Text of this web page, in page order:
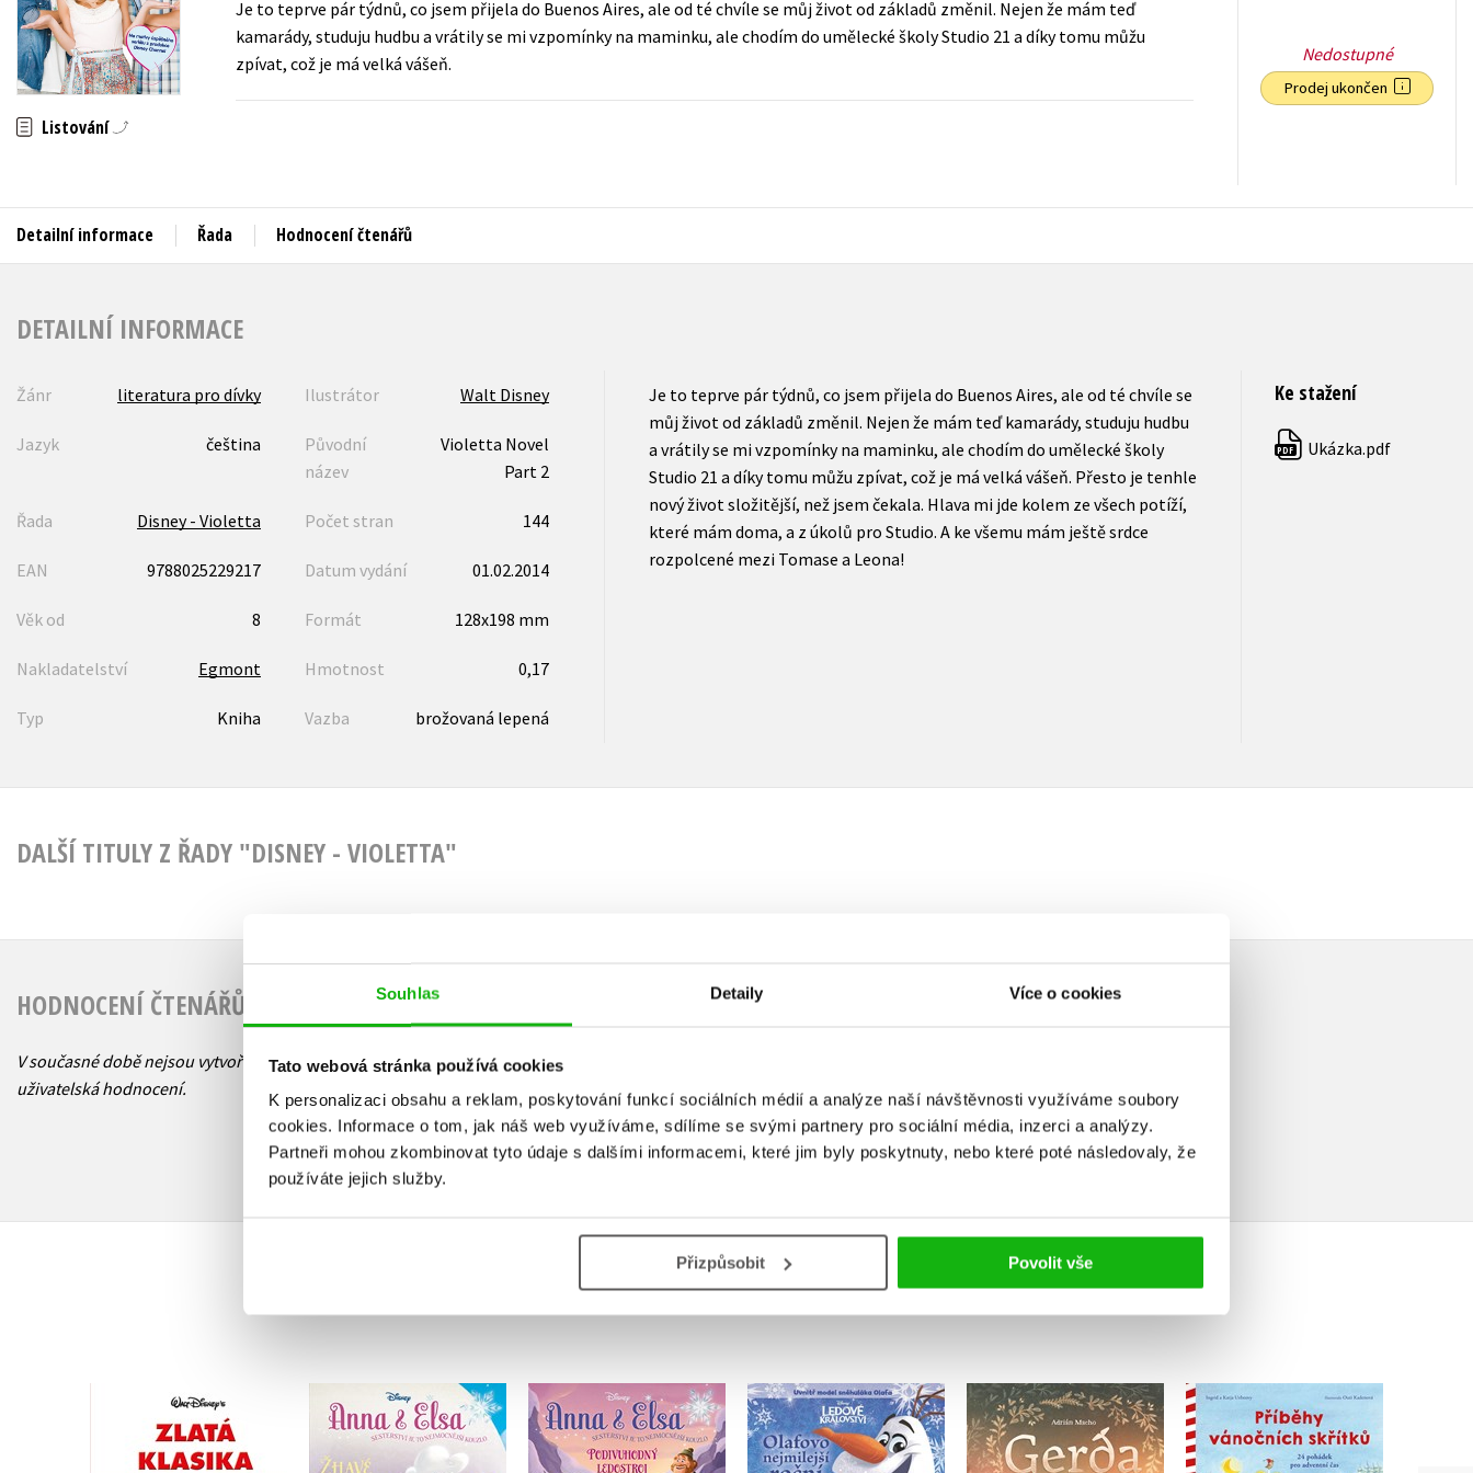
Souhlas Detaily Více o cookies
Tato webová stránka používá cookies
K personalizaci obsahu a reklam, poskytování funkcí sociálních médií a analýze naší návštěvnosti využíváme soubory
cookies. Informace o tom, jak náš web využíváme, sdílíme se svými partnery pro sociální média, inzerci a analýzy.
Partneři mohou zkombinovat tyto údaje s dalšími informacemi, které jim byly poskytnuty, nebo které poté následovaly, že
používáte jejich služby.
Přizpůsobit Povolit vše
Auto - moto
Beletrie pro děti
Beletrie pro dospělé
Byznys a ekonomie
Jazyky
Kalendáře
Populárně - naučná pro dospělé
Populárně - naučné pro děti
Young adult (SK)
Listování
Je to teprve pár týdnů, co jsem přijela do Buenos Aires, ale od té chvíle se můj život od základů změnil. Nejen že mám teď
kamarády, studuju hudbu a vrátily se mi vzpomínky na maminku, ale chodím do umělecké školy Studio 21 a díky tomu můžu
zpívat, což je má velká vášeň.
Nedostupné
Prodej ukončen
Detailní informace Řada Hodnocení čtenářů
DETAILNÍ INFORMACE
Žánr literatura pro dívky Ilustrátor Walt Disney
Jazyk čeština
Původní
název
Violetta Novel
Part 2
Řada Disney - Violetta Počet stran 144
EAN 9788025229217 Datum vydání 01.02.2014
Věk od 8 Formát 128x198 mm
Nakladatelství Egmont Hmotnost 0,17
Typ Kniha Vazba brožovaná lepená
Je to teprve pár týdnů, co jsem přijela do Buenos Aires, ale od té chvíle se
můj život od základů změnil. Nejen že mám teď kamarády, studuju hudbu
a vrátily se mi vzpomínky na maminku, ale chodím do umělecké školy
Studio 21 a díky tomu můžu zpívat, což je má velká vášeň. Přesto je tenhle
nový život složitější, než jsem čekala. Hlava mi jde kolem ze všech potíží,
které mám doma, a z úkolů pro Studio. A ke všemu mám ještě srdce
rozpolcené mezi Tomase a Leona!
Ke stažení
PDF Ukázka.pdf
DALŠÍ TITULY Z ŘADY "DISNEY - VIOLETTA"
HODNOCENÍ ČTENÁŘŮ
V současné době nejsou vytvořena žádná
uživatelská hodnocení.
Vaše hodnocení
Uživatelskou recenzi mohou vkládat pouze registrovaní uživatelé
Přihlásit
MOHLO BY VÁS TAKÉ ZAJÍMAT
Disney Zlatá klasika
Carl Barks
Anna a Elsa - Žhavé
dobrodružství
Anna a Elsa -
Podivuhodný ledostroj
Walt Disney
Ledové království -
Olafovo nejmilejší roční
období - příběh se
Gerda: Příběh moře a
odvahy
Adrián Macho
Příběhy vánočních
skřítků